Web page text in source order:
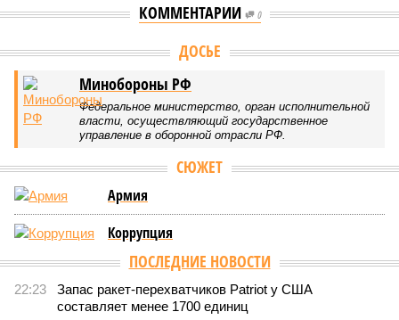
КОММЕНТАРИИ 0
ДОСЬЕ
Минобороны РФ
Федеральное министерство, орган исполнительной
власти, осуществляющий государственное
управление в оборонной отрасли РФ.
СЮЖЕТ
Армия
Коррупция
ПОСЛЕДНИЕ НОВОСТИ
22:23
Запас ракет-перехватчиков Patriot у США
составляет менее 1700 единиц